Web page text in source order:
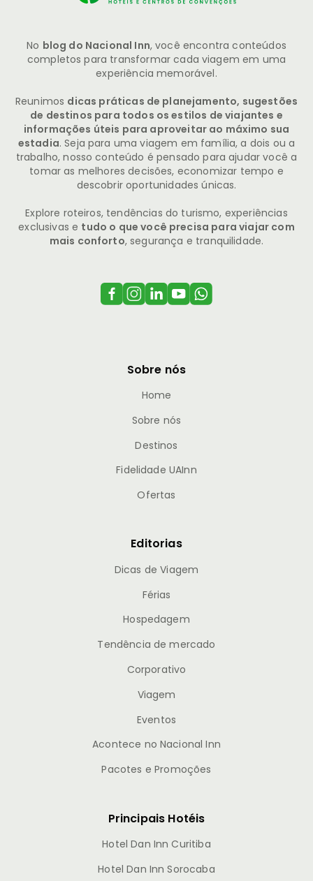
No blog do Nacional Inn, você encontra conteúdos
completos para transformar cada viagem em uma
experiência memorável.
Reunimos dicas práticas de planejamento, sugestões
de destinos para todos os estilos de viajantes e
informações úteis para aproveitar ao máximo sua
estadia. Seja para uma viagem em família, a dois ou a
trabalho, nosso conteúdo é pensado para ajudar você a
tomar as melhores decisões, economizar tempo e
descobrir oportunidades únicas.
Explore roteiros, tendências do turismo, experiências
exclusivas e tudo o que você precisa para viajar com
mais conforto, segurança e tranquilidade.
Sobre nós
Home
Sobre nós
Destinos
Fidelidade UAInn
Ofertas
Editorias
Dicas de Viagem
Férias
Hospedagem
Tendência de mercado
Corporativo
Viagem
Eventos
Acontece no Nacional Inn
Pacotes e Promoções
Principais Hotéis
Hotel Dan Inn Curitiba
Hotel Dan Inn Sorocaba